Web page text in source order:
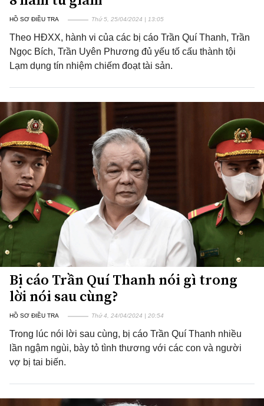
HỒ SƠ ĐIỀU TRA Thứ 5, 25/04/2024 | 13:05
Theo HĐXX, hành vi của các bị cáo Trần Quí Thanh, Trần
Ngọc Bích, Trần Uyên Phương đủ yếu tố cấu thành tội
Lạm dụng tín nhiệm chiếm đoạt tài sản.
Bị cáo Trần Quí Thanh nói gì trong
lời nói sau cùng?
HỒ SƠ ĐIỀU TRA Thứ 4, 24/04/2024 | 20:54
Trong lúc nói lời sau cùng, bị cáo Trần Quí Thanh nhiều
lần ngậm ngùi, bày tỏ tình thương với các con và người
vợ bị tai biến.